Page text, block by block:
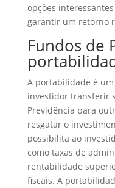
opções
garantir um retorno
Fundos de
A portabilidade é
investidor transferir
Previdência para
resgatar o
possibilita ao
como taxas de
rentabilidade
fiscais. A